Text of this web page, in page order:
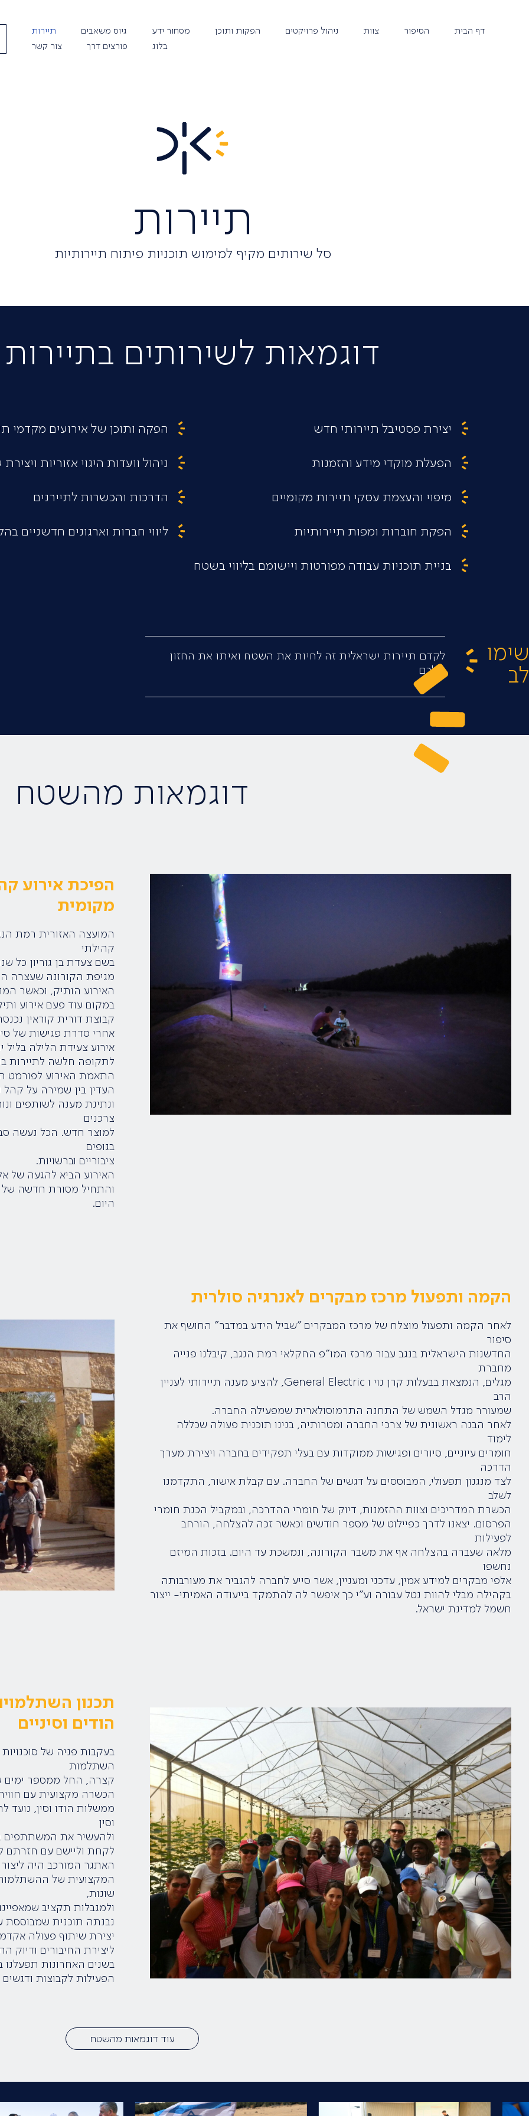
דף הבית הסיפור צוות ניהול פרויקטים הפקות ותוכן מסחור ידע גיוס משאבים
תיירות
בלוג
פורצים דרך צור קשר
תיירות
סל שירותים מקיף למימוש תוכניות פיתוח תיירותיות
דוגמאות לשירותים בתיירות
יצירת פסטיבל תיירותי חדש
הפעלת מוקדי מידע והזמנות
מיפוי והעצמת עסקי תיירות מקומיים
הפקת חוברות ומפות תיירותיות
בניית תוכניות עבודה מפורטות ויישומם בליווי בשטח
הפקה ותוכן של אירועים מקדמי
ניהול וועדות היגוי אזוריות
הדרכות והכשרות לתיירנים
ליווי חברות וארגונים חדשניים
שימו
לב
לקדם תיירות ישראלית זה לחיות את השטח ואיתו את החזון
שלכם
דוגמאות מהשטח
הפיכת אירוע
מקומית
קהילתי
בשם צעדת בן גוריון כל
מגיפת הקורונה שעצרה
האירוע הותיק, וכאשר
במקום עוד פעם אירוע
קבוצת דורית קוראין
אחרי סדרת פגישות של
אירוע צעידת הלילה בליל
לתקופה חלשה לתיירות
התאמת האירוע לפורמט
העדין בין שמירה על קהל
ונתינת מענה לשותפים
צרכנים
למוצר חדש. הכל נעשה
בגופים
ציבוריים וברשויות.
האירוע הביא להגעה של
והתחיל מסורת חדשה של
היום.
הקמה ותפעול מרכז מבקרים לאנרגיה סולרית
לאחר הקמה ותפעול מוצלח של מרכז המבקרים "שביל הידע במדבר" החושף את
סיפור
החדשנות הישראלית בנגב עבור מרכז המו"פ החקלאי רמת הנגב, קיבלנו פנייה
מחברת
מגלים, הנמצאת בבעלות קרן נוי ו General Electric, להציע מענה תיירותי לעניין
הרב
שמעורר מגדל השמש של התחנה התרמוסולארית שמפעילה החברה.
לאחר הבנה ראשונית של צרכי החברה ומטרותיה, בנינו תוכנית פעולה שכללה
לימוד
חומרים עיוניים, סיורים ופגישות ממוקדות עם בעלי תפקידים בחברה ויצירת מערך
הדרכה
לצד מנגנון תפעולי, המבוססים על דגשים של החברה. עם קבלת אישור, התקדמנו
לשלב
הכשרת המדריכים וצוות ההזמנות, דיוק של חומרי ההדרכה, ובמקביל הכנת חומרי
הפרסום. יצאנו לדרך כפיילוט של מספר חודשים וכאשר זכה להצלחה, הורחב
לפעילות
מלאה שעברה בהצלחה אף את משבר הקורונה, ונמשכת עד היום. בזכות המיזם
נחשפו
אלפי מבקרים למידע אמין, עדכני ומעניין, אשר סייע לחברה להגביר את מעורבותה
בקהילה מבלי להוות נטל עבורה וע"י כך איפשר לה להתמקד בייעודה האמיתי- ייצור
חשמל למדינת ישראל.
תכנון
הודים וסיניים
בעקבות פניה של
השתלמות
קצרה, החל ממספר ימים
הכשרה מקצועית עם
ממשלות הודו וסין, נועד
וסין
ולהעשיר את המשתתפים
לקחת וליישם עם חזרתם
האתגר המורכב היה
המקצועית של ההשתלמות,
שונות,
ולמגבלות תקציב
נבנתה תוכנית שמבוססת
יצירת שיתוף פעולה
ליצירת החיבורים ודיוק
בשנים האחרונות
הפעילות לקבוצות ודגשים
עוד דוגמאות מהשטח